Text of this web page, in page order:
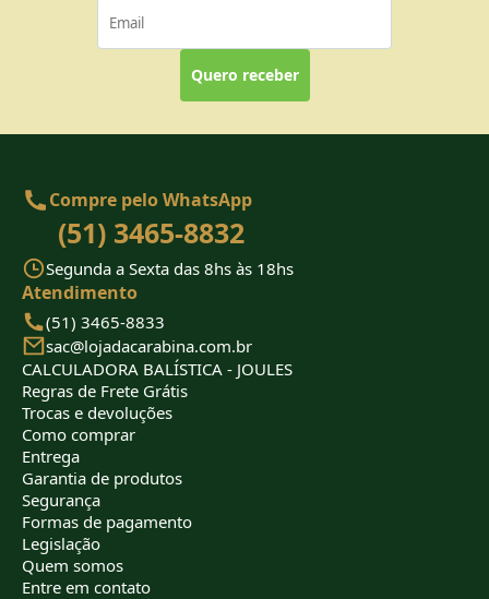
Quero receber
Compre pelo WhatsApp
(51) 3465-8832
Segunda a Sexta das 8hs às 18hs
Atendimento
(51) 3465-8833
sac@lojadacarabina.com.br
CALCULADORA BALÍSTICA - JOULES
Regras de Frete Grátis
Trocas e devoluções
Como comprar
Entrega
Garantia de produtos
Segurança
Formas de pagamento
Legislação
Quem somos
Entre em contato